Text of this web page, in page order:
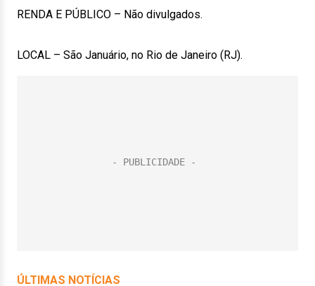
RENDA E PÚBLICO – Não divulgados.
LOCAL – São Januário, no Rio de Janeiro (RJ).